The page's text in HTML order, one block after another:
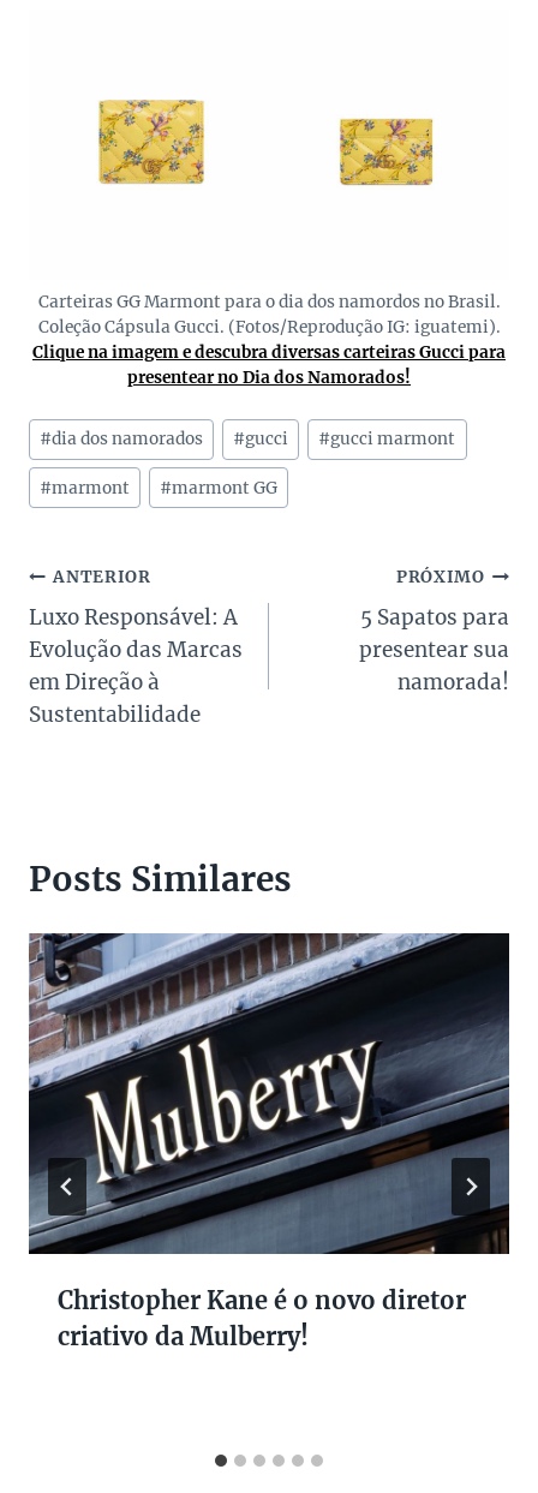
Carteiras GG Marmont para o dia dos namordos no Brasil.
Coleção Cápsula Gucci. (Fotos/Reprodução IG: iguatemi).
Clique na imagem e descubra diversas carteiras Gucci para
presentear no Dia dos Namorados!
Tags
do
Post:
#dia dos namorados #gucci #gucci marmont
#marmont #marmont GG
Navegação
de
Post
ANTERIOR
Luxo Responsável: A
Evolução das Marcas
em Direção à
Sustentabilidade
PRÓXIMO
5 Sapatos para
presentear sua
namorada!
Posts Similares
Christopher Kane é o novo diretor
criativo da Mulberry!